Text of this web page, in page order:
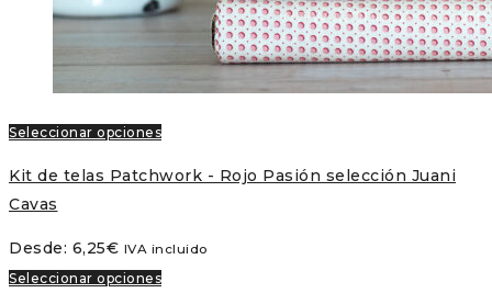
Seleccionar opciones
Kit de telas Patchwork - Rojo Pasión selección Juani
Cavas
Desde: 6,25€ IVA incluido
Seleccionar opciones